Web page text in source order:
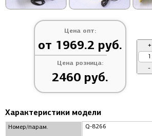
Цена опт:
от 1969.2 руб.
Цена розница:
2460 руб.
+
-
Характеристики модели
Номер/парам. Q-8266